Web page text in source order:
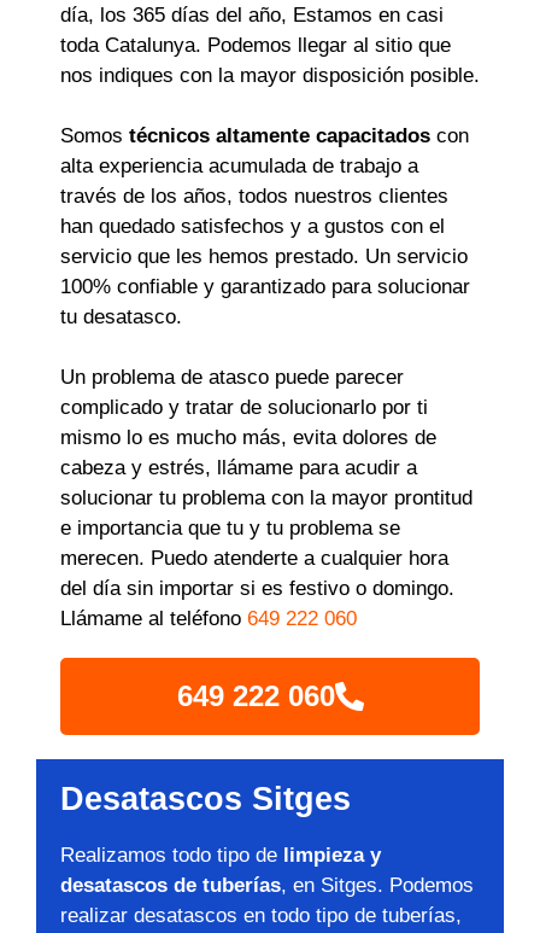
día, los 365 días del año, Estamos en casi
toda Catalunya. Podemos llegar al sitio que
nos indiques con la mayor disposición posible.
Somos técnicos altamente capacitados con
alta experiencia acumulada de trabajo a
través de los años, todos nuestros clientes
han quedado satisfechos y a gustos con el
servicio que les hemos prestado. Un servicio
100% confiable y garantizado para solucionar
tu desatasco.
Un problema de atasco puede parecer
complicado y tratar de solucionarlo por ti
mismo lo es mucho más, evita dolores de
cabeza y estrés, llámame para acudir a
solucionar tu problema con la mayor prontitud
e importancia que tu y tu problema se
merecen. Puedo atenderte a cualquier hora
del día sin importar si es festivo o domingo.
Llámame al teléfono 649 222 060
649 222 060
Desatascos Sitges
Realizamos todo tipo de limpieza y
desatascos de tuberías, en Sitges. Podemos
realizar desatascos en todo tipo de tuberías,